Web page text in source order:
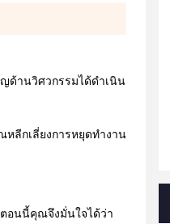
ด้านวิศวกรรมได้ดำเนิน
ลีกเลี่ยงการหยุดทำงาน
ตอนนี้คุณจึงมั่นใจได้ว่า